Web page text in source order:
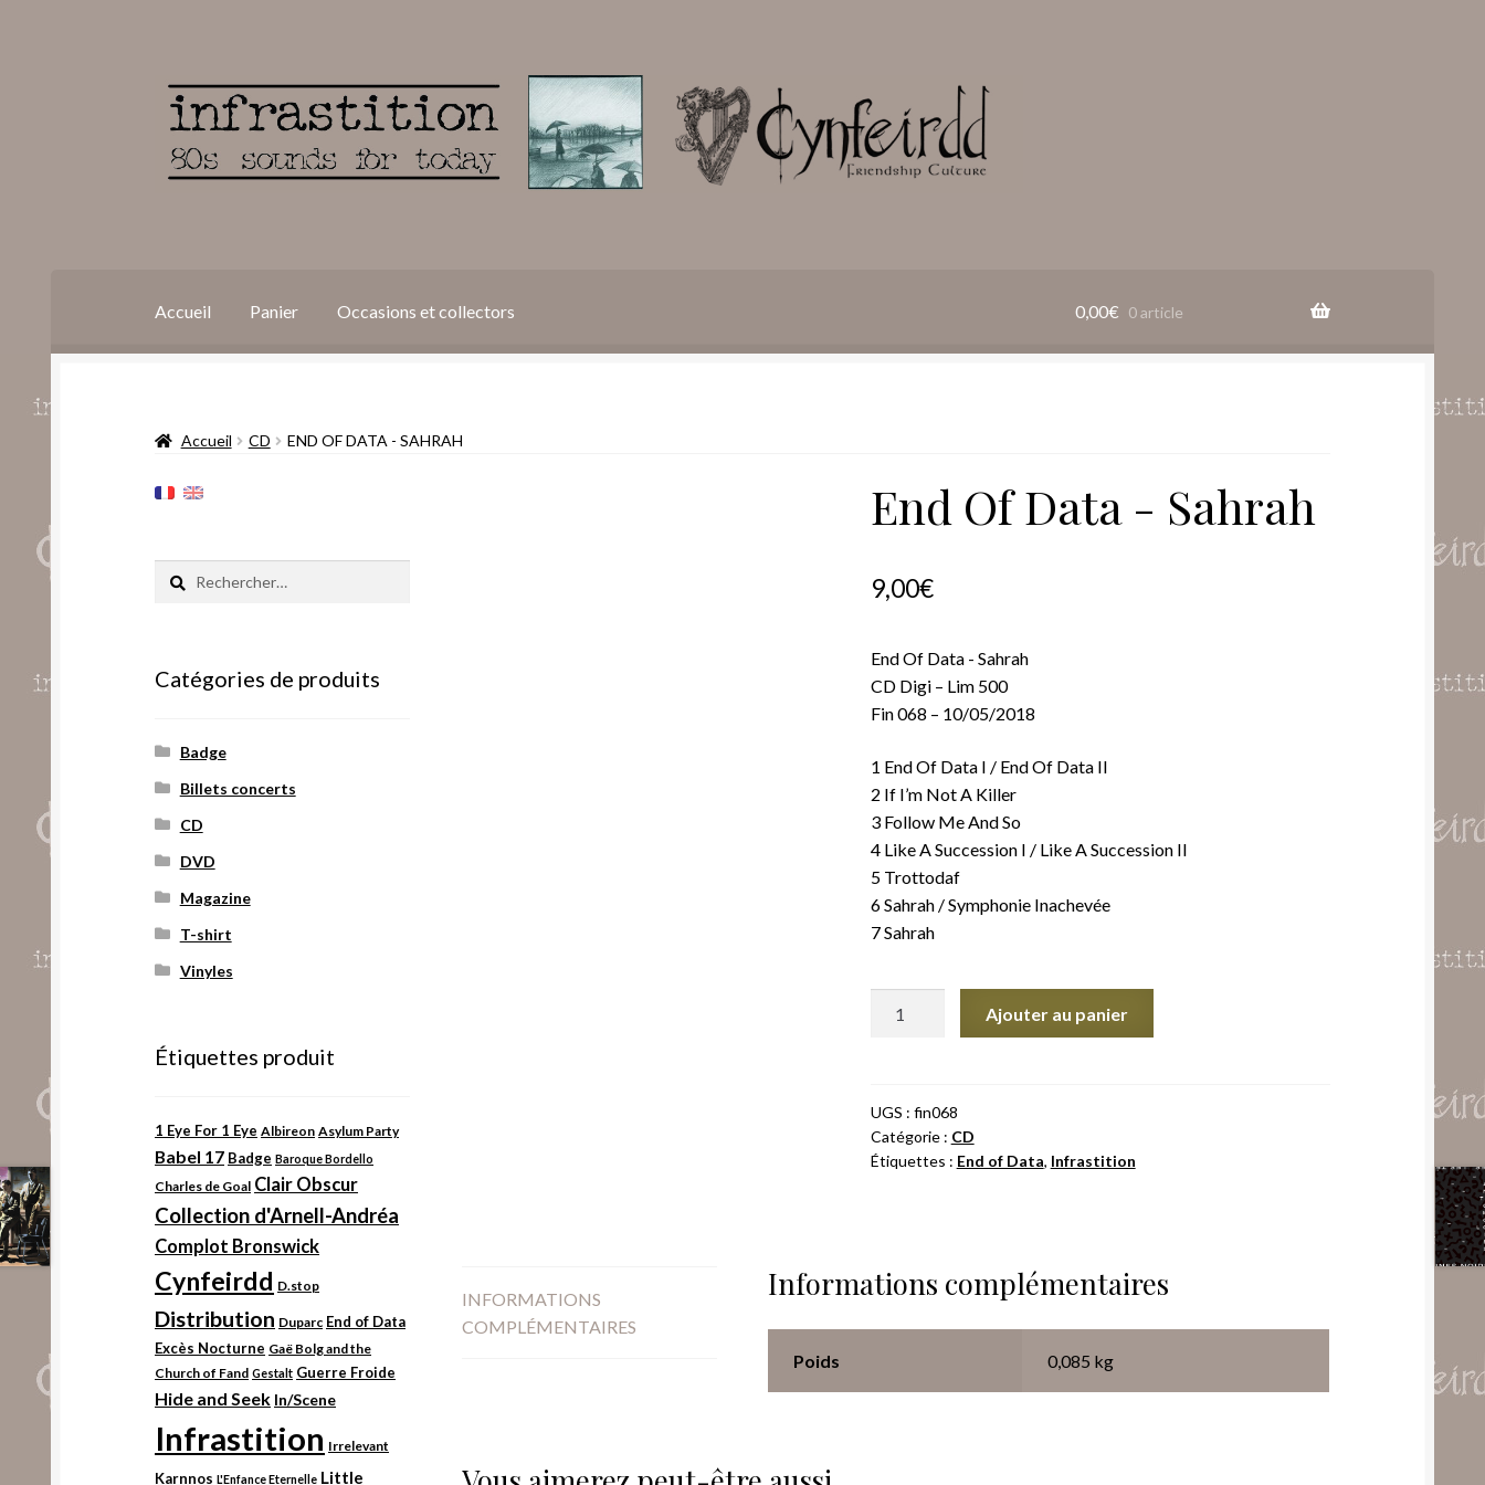
Aller
navigation
Aller
Accueil Panier Occasions et collectors
Validation de la commande
0,00€ 0 article
Accueil CD END OF DATA ‎- SAHRAH
End Of Data ‎- Sahrah
9,00€
End Of Data ‎- Sahrah
CD Digi – Lim 500
Fin 068 – 10/05/2018
1 End Of Data I / End Of Data II
2 If I’m Not A Killer
3 Follow Me And So
4 Like A Succession I / Like A Succession II
5 Trottodaf
6 Sahrah / Symphonie Inachevée
7 Sahrah
Data
‎-
Sahrah
Ajouter au panier
UGS : fin068
Catégorie : CD
Étiquettes : End of Data, Infrastition
INFORMATIONS
COMPLÉMENTAIRES
Informations complémentaires
Poids 0,085 kg
Rechercher :
Catégories de produits
Badge
Billets concerts
CD
DVD
Magazine
T-shirt
Vinyles
Étiquettes produit
1 Eye For 1 Eye Albireon Asylum Party
Babel 17 Badge Baroque Bordello
Charles de Goal Clair Obscur
Collection d'Arnell-Andréa
Complot Bronswick
Cynfeirdd D.stop
Distribution Duparc End of Data
Excès Nocturne Gaë Bolg and the
Church of Fand Gestalt Guerre Froide
Hide and Seek In/Scene
Infrastition Irrelevant
Karnnos L'Enfance Eternelle Little